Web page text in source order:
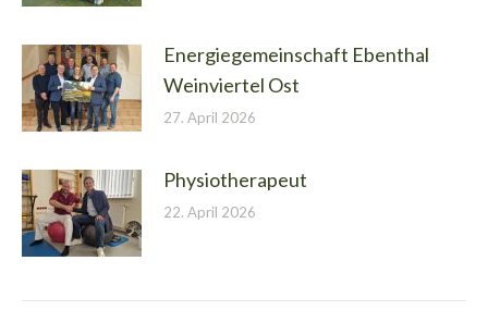
Energiegemeinschaft Ebenthal
Weinviertel Ost
27. April 2026
Physiotherapeut
22. April 2026